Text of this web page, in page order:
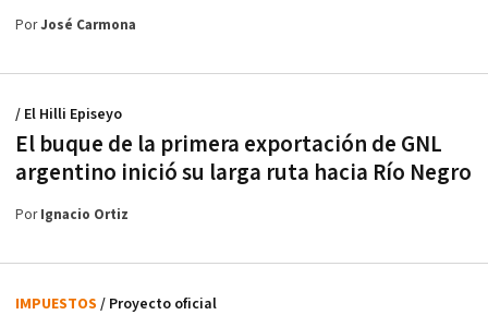
PorJosé Carmona
El buque de la primera exportación de GNL
argentino inició su larga ruta hacia Río Negro
/ El Hilli Episeyo
PorIgnacio Ortiz
IMPUESTOS / Proyecto oficial